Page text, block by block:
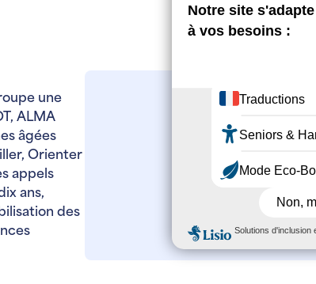
une
ALMA
âgées
Orienter
appels
ans,
des